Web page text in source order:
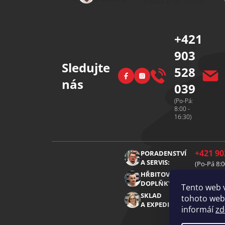
Tento web
tohoto
informáí
Sledujte
nás
FacebookInstagram
+421
903
528
039
(Po-Pá:
8:00 -
16:30)
PORADENSTVÍ
A SERVIS:
+421
(Po-Pá
HŘBITOVNÍ
DOPLŇKY:
(Po-Pá
SKLAD
A EXPEDICE:
+421
(Po-Pá